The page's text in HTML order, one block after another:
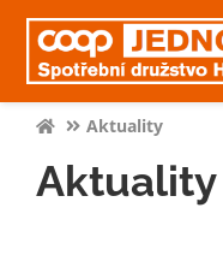
Aktuality